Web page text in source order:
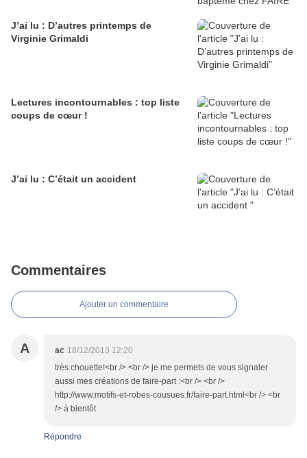
J’ai lu : D’autres printemps de
Virginie Grimaldi
Lectures incontournables : top liste
coups de cœur !
J’ai lu : C’était un accident
Commentaires
Ajouter un commentaire
A ac 18/12/2013 12:20
très chouette!<br /> <br /> je me permets de vous signaler
aussi mes créations de faire-part :<br /> <br />
http://www.motifs-et-robes-cousues.fr/faire-part.html<br /> <br
/> à bientôt
Répondre